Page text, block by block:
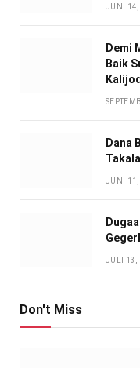
JUNI
Demi
Baik
Dana
JUNI
JULI 13,
Don't Miss